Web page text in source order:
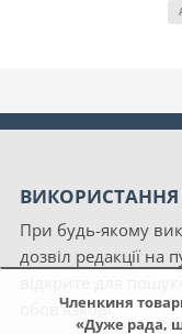
Членкиня
«Дуже рада,
ВИКОРИСТАННЯ
При будь-якому
дозвіл редакції на
обов'язкові.